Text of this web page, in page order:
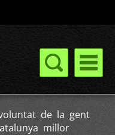
de la gent
millor